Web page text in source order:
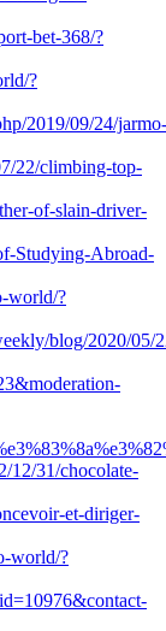
bet-368/?
?
2019/09/24/jarmo-
22/climbing-top-
of-slain-driver-
Studying-Abroad-
world/?
blog/2020/05/
12/31/chocolate-
et-diriger-
world/?